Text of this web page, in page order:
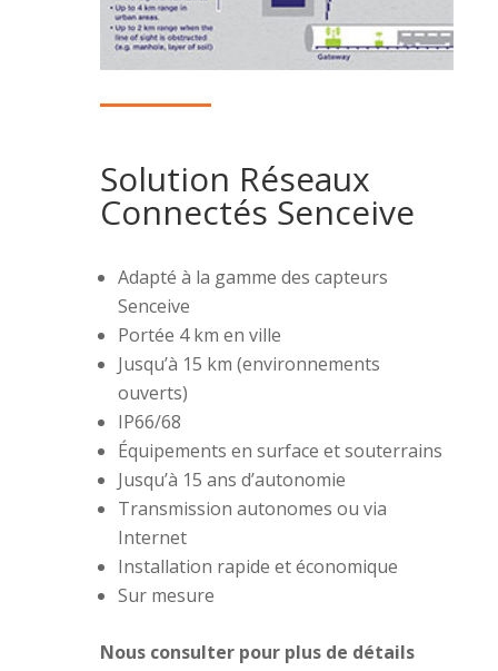
Solution Réseaux
Connectés Senceive
Adapté à la gamme des capteurs
Senceive
Portée 4 km en ville
Jusqu’à 15 km (environnements
ouverts)
IP66/68
Équipements en surface et souterrains
Jusqu’à 15 ans d’autonomie
Transmission autonomes ou via
Internet
Installation rapide et économique
Sur mesure
Nous consulter pour plus de détails